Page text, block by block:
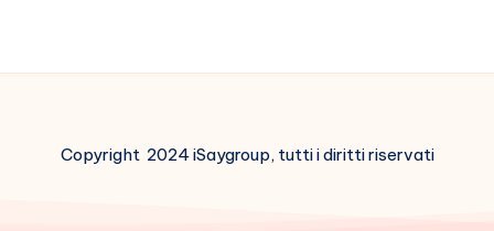
Copyright 2024 iSaygroup, tutti i diritti riservati